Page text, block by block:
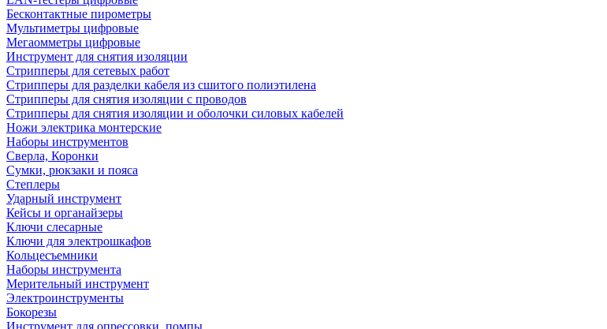
Бесконтактные пирометры
Мультиметры цифровые
Мегаомметры цифровые
Инструмент для снятия изоляции
Стрипперы для сетевых работ
Стрипперы для разделки кабеля из сшитого полиэтилена
Cтрипперы для снятия изоляции с проводов
Стрипперы для снятия изоляции и оболочки силовых кабелей
Ножи электрика монтерские
Наборы инструментов
Сверла, Коронки
Сумки, рюкзаки и пояса
Степлеры
Ударный инструмент
Кейсы и органайзеры
Ключи слесарные
Ключи для электрошкафов
Кольцесъемники
Наборы инструмента
Мерительный инструмент
Электроинструменты
Бокорезы
Инструмент для опрессовки, помпы